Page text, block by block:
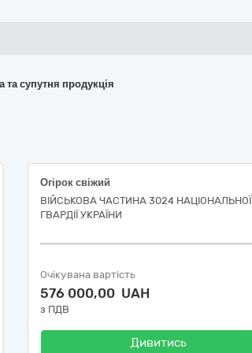
та супутня продукція
Огірок свіжий
ВІЙСЬКОВА ЧАСТИНА 3024 НАЦІОНАЛЬНОЇ
ГВАРДІЇ УКРАЇНИ
Очікувана вартість
576 000,00 UAH
з ПДВ
Дивитись